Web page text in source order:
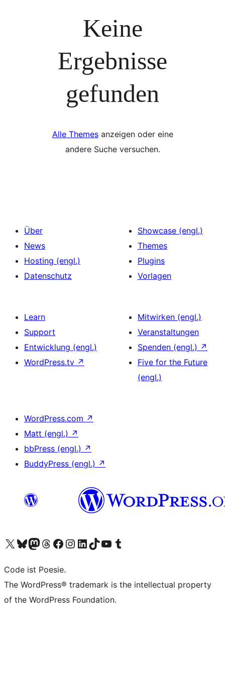
Keine
Ergebnisse
gefunden
Alle Themesanzeigen oder eine
andere Suche versuchen.
Über
News
Hosting (engl.)
Datenschutz
Showcase (engl.)
Themes
Plugins
Vorlagen
Learn
Support
Entwicklung (engl.)
WordPress.tv ↗
Mitwirken (engl.)
Veranstaltungen
Spenden (engl.) ↗
Five for the Future
(engl.)
WordPress.com ↗
Matt (engl.) ↗
bbPress (engl.) ↗
BuddyPress (engl.) ↗
Unser X-Konto (früher Twitter) besuchen
Unser Bluesky-Konto besuchen
Unser Mastodon-Konto besuchen
Unser Threads-Konto besuchen
Unsere Facebook-Seite besuchen
Unser Instagram-Konto besuchen
Unser LinkedIn-Konto besuchen
Unser TikTok-Konto besuchen
Unseren YouTube-Kanal besuchen
Unser Tumblr-Konto besuchen
Code ist Poesie.
The WordPress® trademark is the intellectual property
of the WordPress Foundation.